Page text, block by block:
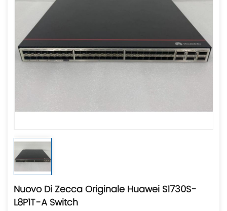
Nuovo Di Zecca Originale Huawei S1730S-
L8P1T-A Switch